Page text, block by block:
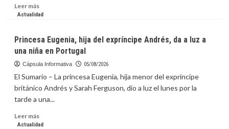
jazz
universal
Leer másLeer
más
carnívoras:
Darwin
lo
predijo
150
años
la
Actualidad
Princesa Eugenia, hija del expríncipe Andrés, da a luz a
una niña en Portugal
Cápsula Informativa 05/08/2026
El Sumario – La princesa Eugenia, hija menor del expríncipe
británico Andrés y Sarah Ferguson, dio a luz el lunes por la
tarde a una...
Leer másLeer
más
Actualidad